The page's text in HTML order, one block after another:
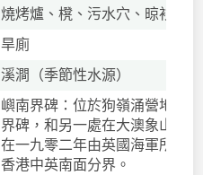
燒烤爐、櫈、污水穴、晾衫架
旱廁
溪澗（季節性水源）
嶼南界碑：位於狗嶺涌營地旁
界碑，和另一處在大澳象山的
在一九零二年由英國海軍所豎
香港中英南面分界。